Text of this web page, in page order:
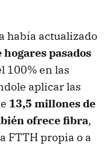
había actualizado
pasados
100% en las
aplicar las
13,5 millones de
ofrece fibra,
FTTH propia o a